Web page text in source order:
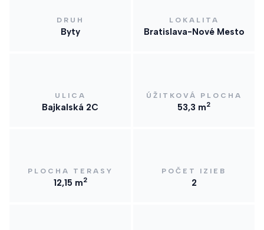
DRUH
Byty
LOKALITA
Bratislava-Nové Mesto
ULICA
Bajkalská 2C
ÚŽITKOVÁ PLOCHA
53,3 m2
PLOCHA TERASY
12,15 m2
POČET IZIEB
2